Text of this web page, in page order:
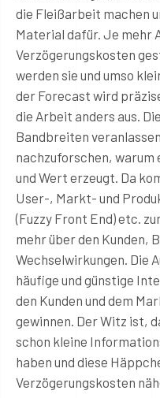
die Fleißarbeit machen
Material dafür. Je mehr
Verzögerungskosten
werden sie und umso
der Forecast wird
die Arbeit anders aus.
Bandbreiten
nachzuforschen, warum
und Wert erzeugt. Da
User-, Markt- und
(Fuzzy Front End) etc.
mehr über den Kunden,
Wechselwirkungen. Die
häufige und günstige
den Kunden und dem
gewinnen. Der Witz ist,
schon kleine
haben und diese
Verzögerungskosten